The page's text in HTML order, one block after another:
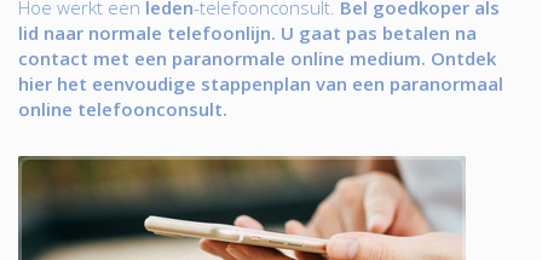
Hoe werkt een leden-telefoonconsult. Bel goedkoper als
lid naar normale telefoonlijn. U gaat pas betalen na
contact met een paranormale online medium. Ontdek
hier het eenvoudige stappenplan van een paranormaal
online telefoonconsult.